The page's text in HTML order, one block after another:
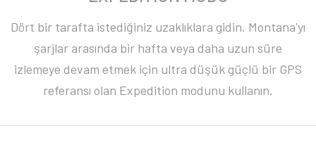
Dört bir tarafta istediğiniz uzaklıklara gidin. Montana'yı
şarjlar arasında bir hafta veya daha uzun süre
izlemeye devam etmek için ultra düşük güçlü bir GPS
referansı olan Expedition modunu kullanın.